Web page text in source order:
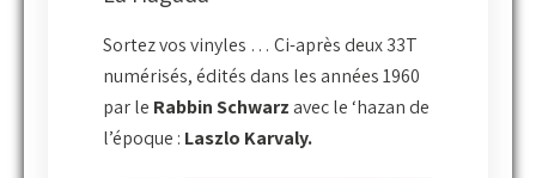
Sortez vos vinyles … Ci-après deux 33T
numérisés, édités dans les années 1960
par le Rabbin Schwarzavec le ‘hazan de
l’époque : Laszlo Karvaly.